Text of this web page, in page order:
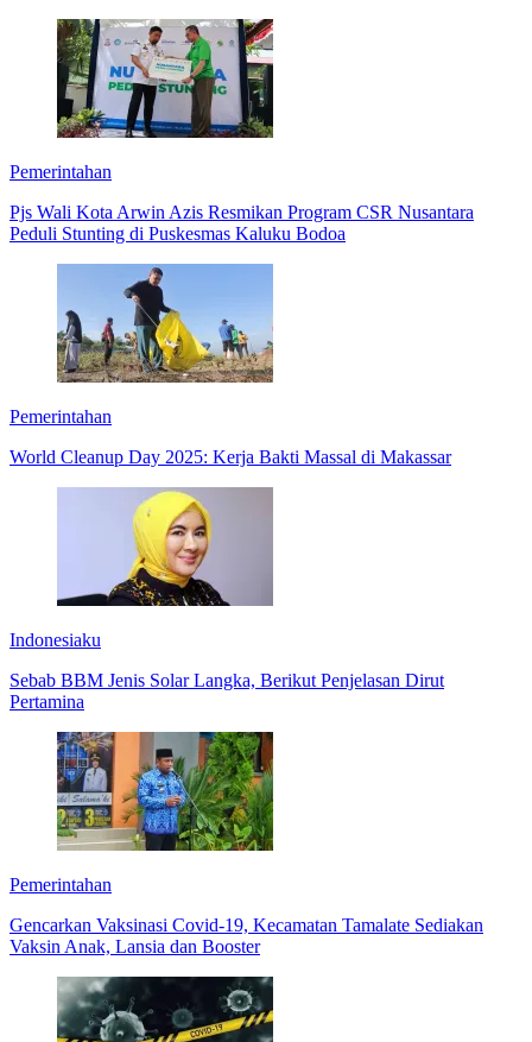
Pemerintahan
Pjs Wali Kota Arwin Azis Resmikan Program CSR Nusantara
Peduli Stunting di Puskesmas Kaluku Bodoa
Pemerintahan
World Cleanup Day 2025: Kerja Bakti Massal di Makassar
Indonesiaku
Sebab BBM Jenis Solar Langka, Berikut Penjelasan Dirut
Pertamina
Pemerintahan
Gencarkan Vaksinasi Covid-19, Kecamatan Tamalate Sediakan
Vaksin Anak, Lansia dan Booster